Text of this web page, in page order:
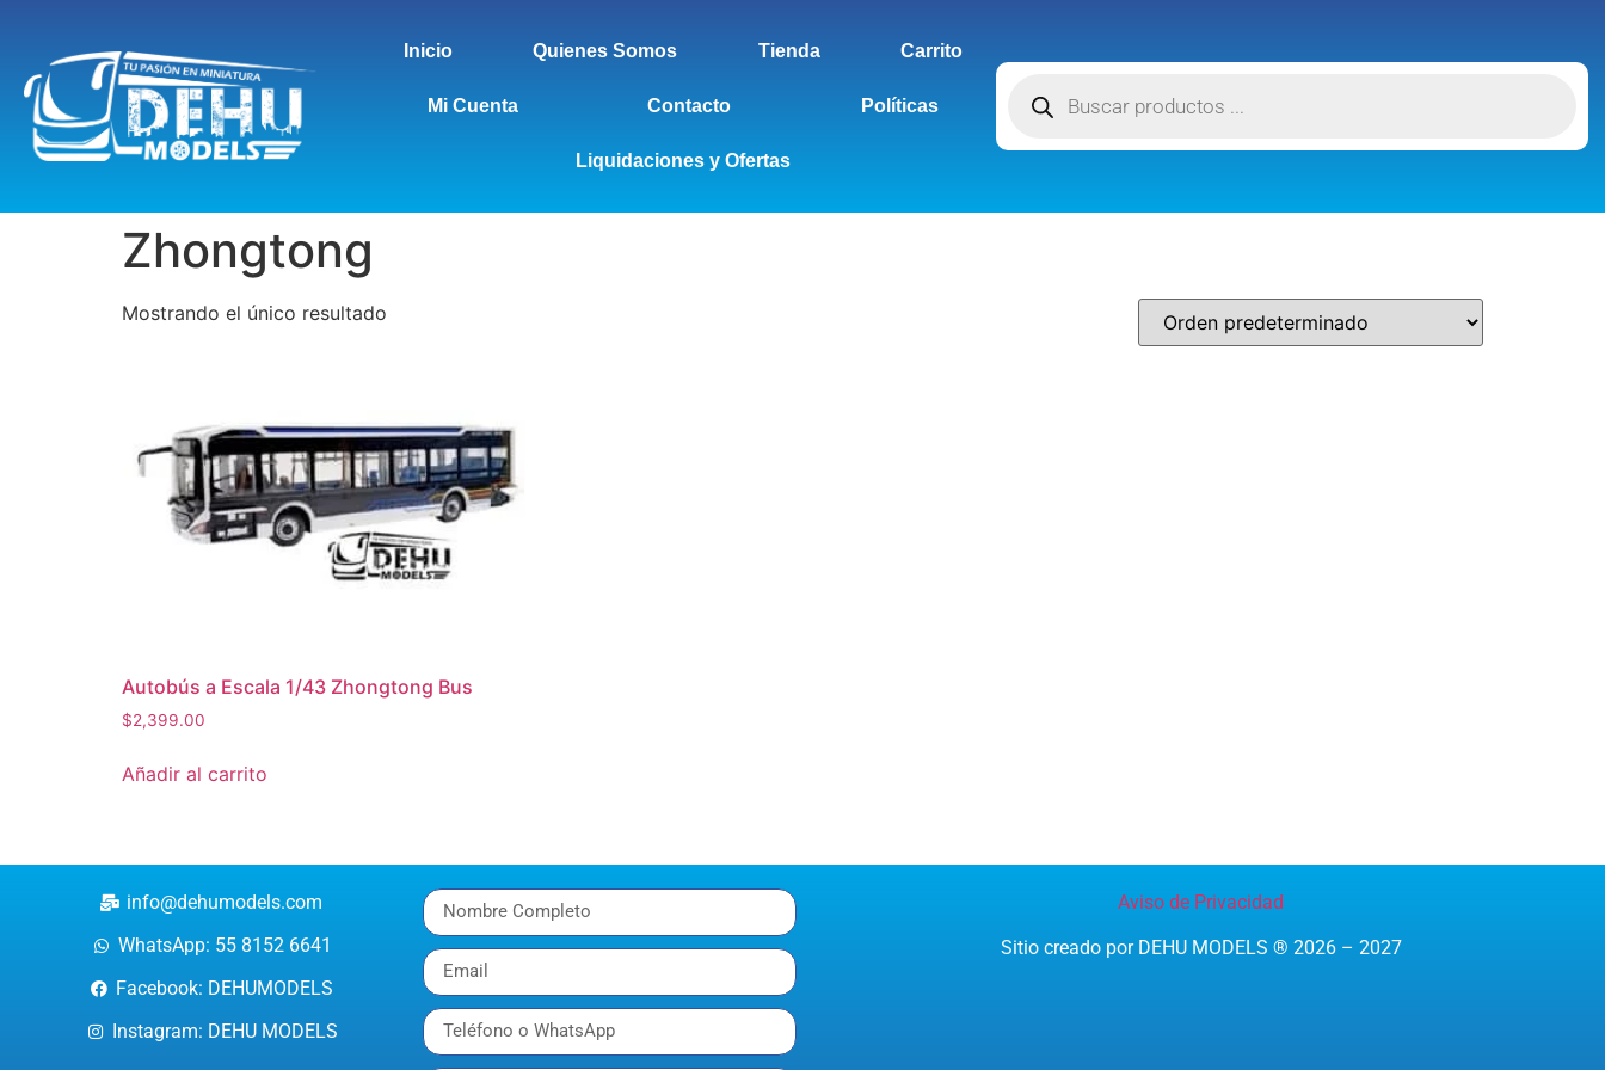
Inicio Quienes Somos Tienda Carrito
Mi Cuenta Contacto Políticas
Liquidaciones y Ofertas
Zhongtong
Mostrando el único resultado
Autobús a Escala 1/43 Zhongtong Bus
$2,399.00
Añadir al carrito
info@dehumodels.com
WhatsApp: 55 8152 6641
Facebook: DEHUMODELS
Instagram: DEHU MODELS
Aviso de Privacidad
Sitio creado por DEHU MODELS ® 2026 – 2027